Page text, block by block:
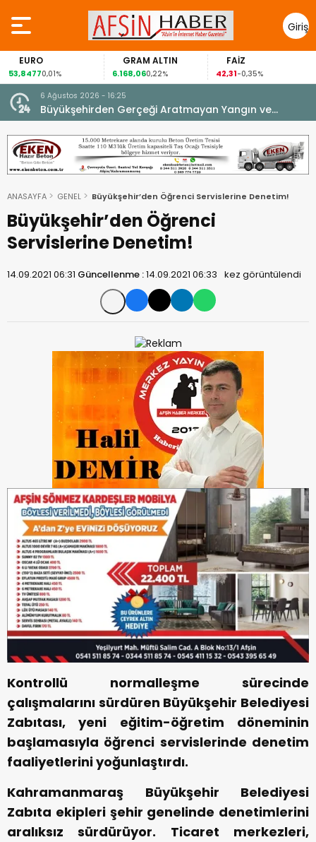
Giriş
Yap
EURO
53,84770,01%
GRAM ALTIN
6.168,060,22%
FAİZ
42,31-0,35%
6 Ağustos 2026 - 16:25
Büyükşehirden Gerçeği Aratmayan Yangın ve
Kurtarma Tatbikatı.
ANASAYFA GENEL Büyükşehir’den Öğrenci Servislerine Denetim!
Büyükşehir’den Öğrenci
Servislerine Denetim!
14.09.2021 06:31 Güncellenme :14.09.2021 06:33 kez görüntülendi
Kontrollü normalleşme sürecinde
çalışmalarını sürdüren Büyükşehir Belediyesi
Zabıtası, yeni eğitim-öğretim döneminin
başlamasıyla öğrenci servislerinde denetim
faaliyetlerini yoğunlaştırdı.
Kahramanmaraş Büyükşehir Belediyesi
Zabıta ekipleri şehir genelinde denetimlerini
aralıksız sürdürüyor. Ticaret merkezleri,